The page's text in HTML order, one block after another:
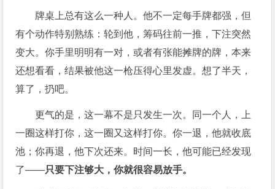
牌桌上总有这么一种人。他不一定每手牌都强，但
有个动作特别熟练：轮到他，筹码往前一推，下注突然
变大。你手里明明有一对，或者有张能摊牌的牌，本来
还想看看，结果被他这一枪压得心里发虚。想了半天，
算了，扔吧。
更气的是，这一幕不是只发生一次。同一个人，上
一圈这样打你，这一圈又这样打你。你一退，他就收底
池；你再退，他下次还来。时间一长，他可能已经发现
了——只要下注够大，你就很容易放手。